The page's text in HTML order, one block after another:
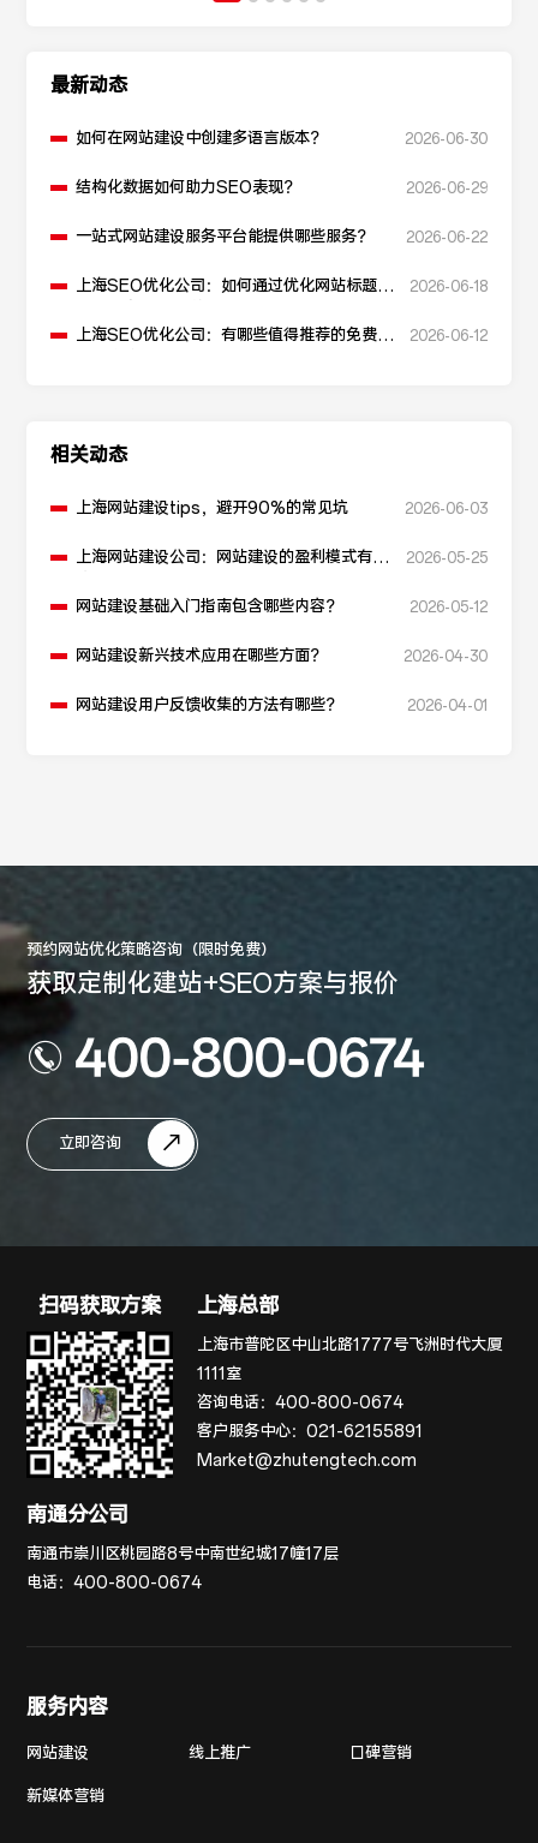
最新动态
如何在网站建设中创建多语言版本？ 2026-06-30
结构化数据如何助力SEO表现？ 2026-06-29
一站式网站建设服务平台能提供哪些服务？ 2026-06-22
上海SEO优化公司：如何通过优化网站标题提
2026-06-18
上海SEO优化公司：有哪些值得推荐的免费
2026-06-12
相关动态
上海网站建设tips，避开90%的常见坑 2026-06-03
上海网站建设公司：网站建设的盈利模式有哪
2026-05-25
网站建设基础入门指南包含哪些内容？ 2026-05-12
网站建设新兴技术应用在哪些方面？ 2026-04-30
网站建设用户反馈收集的方法有哪些？ 2026-04-01
预约网站优化策略咨询（限时免费）
获取定制化建站+SEO方案与报价
400-800-0674
立即咨询
扫码获取方案 上海总部
上海市普陀区中山北路1777号飞洲时代大厦
1111室
咨询电话：400-800-0674
客户服务中心：021-62155891
Market@zhutengtech.com
南通分公司
南通市崇川区桃园路8号中南世纪城17幢17层
电话：400-800-0674
服务内容
网站建设 线上推广 口碑营销
新媒体营销